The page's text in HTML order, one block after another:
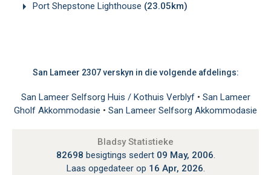
Port Shepstone Lighthouse (23.05km)
San Lameer 2307 verskyn in die volgende afdelings:
San Lameer Selfsorg Huis / Kothuis Verblyf • San Lameer
Gholf Akkommodasie • San Lameer Selfsorg Akkommodasie
Bladsy Statistieke
82698 besigtings sedert 09 May, 2006.
Laas opgedateer op 16 Apr, 2026.